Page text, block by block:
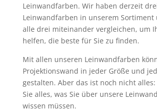
Leinwandfarben. Wir haben derzeit
Leinwandfarben in unserem Sortiment
alle drei miteinander vergleichen, um
helfen, die beste für Sie zu finden.
Mit allen unseren Leinwandfarben
Projektionswand in jeder Größe und
gestalten. Aber das ist noch nicht
Sie alles, was Sie über unsere
wissen müssen.